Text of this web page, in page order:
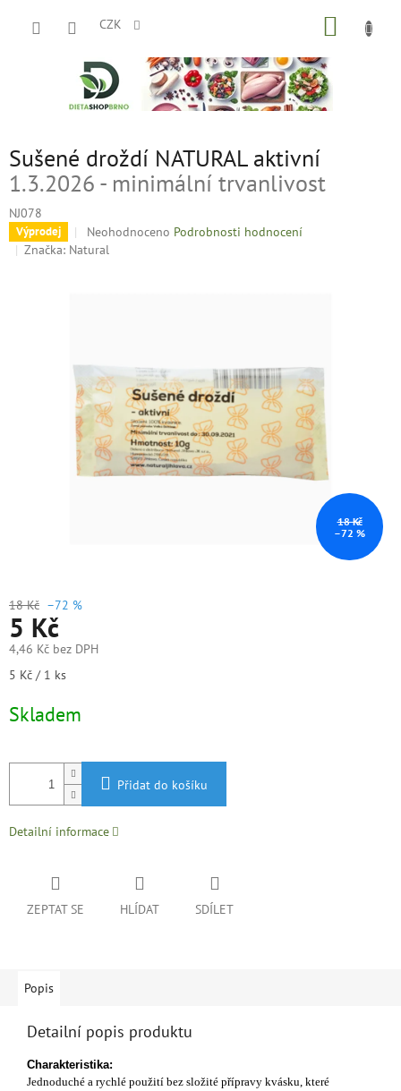
CZK
Sušené droždí NATURAL aktivní
1.3.2026 - minimální trvanlivost
NJ078
Výprodej
Průměrné
hodnocení
Neohodnoceno Podrobnosti hodnocení
Značka: Natural
18 Kč
–72 %
18 Kč –72 %
5 Kč
4,46 Kč bez DPH
Měrná
5 Kč / 1 ks
Skladem
Přidat do košíku
Detailní informace
ZEPTAT SE HLÍDAT SDÍLET
Popis
Detailní popis produktu
Charakteristika:
Jednoduché a rychlé použití bez složité přípravy kvásku, které